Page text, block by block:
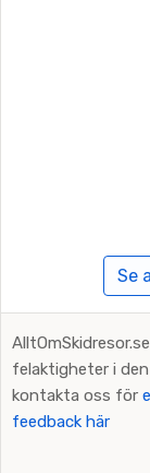
Se
felaktigheter i
kontakta oss för
feedback här